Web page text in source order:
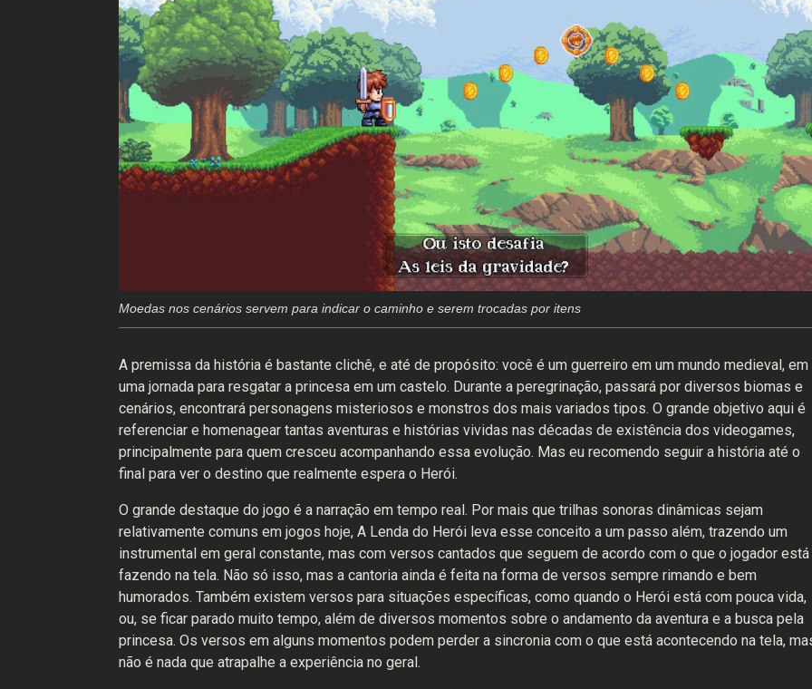
Moedas nos cenários servem para indicar o caminho e serem trocadas por itens
A premissa da história é bastante clichê, e até de propósito: você é um guerreiro em um mundo medieval, em
uma jornada para resgatar a princesa em um castelo. Durante a peregrinação, passará por diversos biomas e
cenários, encontrará personagens misteriosos e monstros dos mais variados tipos. O grande objetivo aqui é
referenciar e homenagear tantas aventuras e histórias vividas nas décadas de existência dos videogames,
principalmente para quem cresceu acompanhando essa evolução. Mas eu recomendo seguir a história até o
final para ver o destino que realmente espera o Herói.
O grande destaque do jogo é a narração em tempo real. Por mais que trilhas sonoras dinâmicas sejam
relativamente comuns em jogos hoje, A Lenda do Herói leva esse conceito a um passo além, trazendo um
instrumental em geral constante, mas com versos cantados que seguem de acordo com o que o jogador está
fazendo na tela. Não só isso, mas a cantoria ainda é feita na forma de versos sempre rimando e bem
humorados. Também existem versos para situações específicas, como quando o Herói está com pouca vida,
ou, se ficar parado muito tempo, além de diversos momentos sobre o andamento da aventura e a busca pela
princesa. Os versos em alguns momentos podem perder a sincronia com o que está acontecendo na tela,
não é nada que atrapalhe a experiência no geral.